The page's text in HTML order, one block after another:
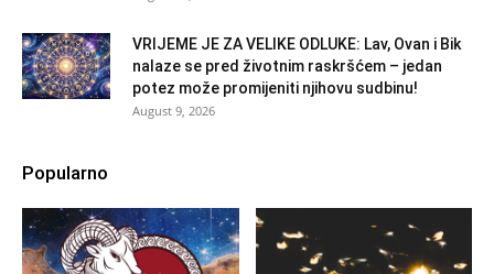
VRIJEME JE ZA VELIKE ODLUKE: Lav, Ovan i Bik
nalaze se pred životnim raskršćem – jedan
potez može promijeniti njihovu sudbinu!
August 9, 2026
Popularno